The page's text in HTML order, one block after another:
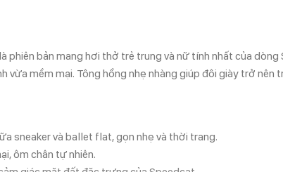
phiên bản mang hơi thở trẻ trung và nữ tính nhất của
vừa mềm mại. Tông hồng nhẹ nhàng giúp đôi giày trở
sneaker và ballet flat, gọn nhẹ và thời trang.
ôm chân tự nhiên.